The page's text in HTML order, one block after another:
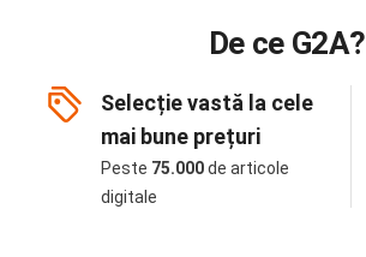
De ce G2A?
Selecție vastă la cele
mai bune prețuri
Peste 75.000de articole
digitale